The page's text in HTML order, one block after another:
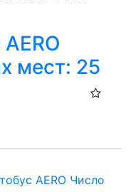
мест: 25
AERO Число